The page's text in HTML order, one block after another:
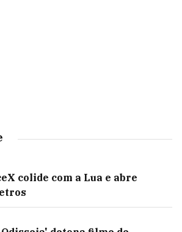
colide com a Lua e abre